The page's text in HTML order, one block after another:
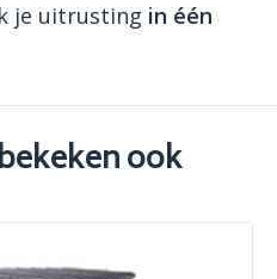
je uitrusting in één
ook